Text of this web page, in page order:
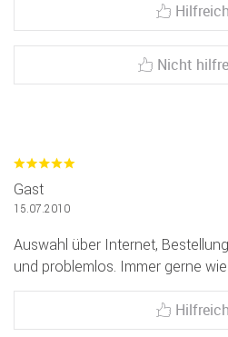
Nicht
Gast
15.07.2010
Auswahl über Internet,
und problemlos. Immer gerne